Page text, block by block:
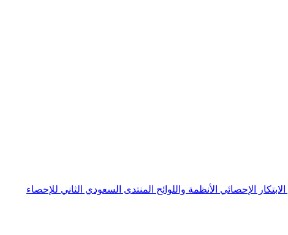
الابتكار الإحصائي الأنظمة واللوائح المنتدى السعودي الثاني للإحصاء